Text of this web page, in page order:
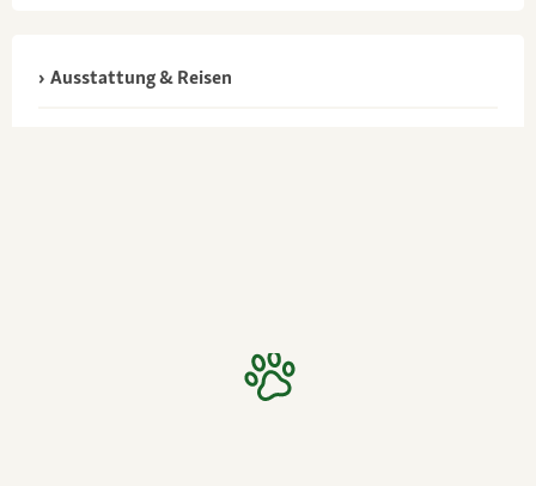
Ausstattung & Reisen